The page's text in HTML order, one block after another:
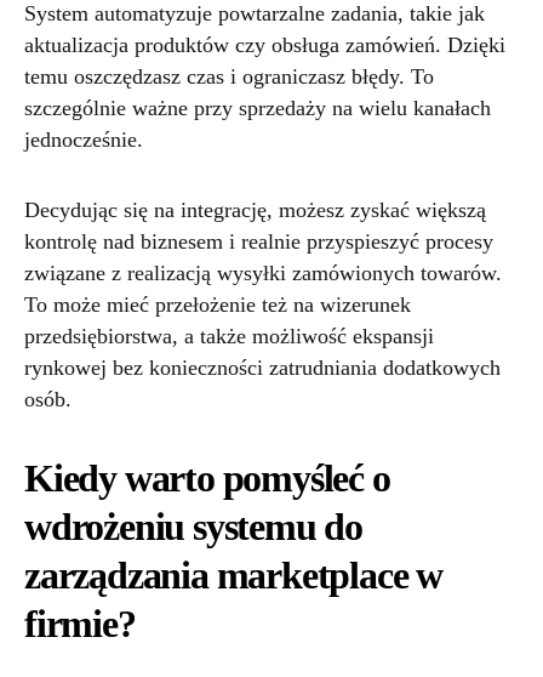
System automatyzuje powtarzalne zadania, takie jak
aktualizacja produktów czy obsługa zamówień. Dzięki
temu oszczędzasz czas i ograniczasz błędy. To
szczególnie ważne przy sprzedaży na wielu kanałach
jednocześnie.
Decydując się na integrację, możesz zyskać większą
kontrolę nad biznesem i realnie przyspieszyć procesy
związane z realizacją wysyłki zamówionych towarów.
To może mieć przełożenie też na wizerunek
przedsiębiorstwa, a także możliwość ekspansji
rynkowej bez konieczności zatrudniania dodatkowych
osób.
Kiedy warto pomyśleć o
wdrożeniu systemu do
zarządzania marketplace w
firmie?